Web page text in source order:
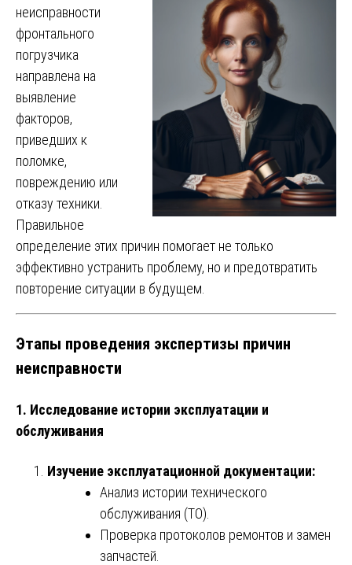
неисправности
фронтального
погрузчика
направлена на
выявление
факторов,
приведших к
поломке,
повреждению или
отказу техники.
Правильное
определение этих причин помогает не только
эффективно устранить проблему, но и предотвратить
повторение ситуации в будущем.
Этапы проведения экспертизы причин
неисправности
1. Исследование истории эксплуатации и
обслуживания
Изучение эксплуатационной документации:
Анализ истории технического
обслуживания (ТО).
Проверка протоколов ремонтов и замен
запчастей.